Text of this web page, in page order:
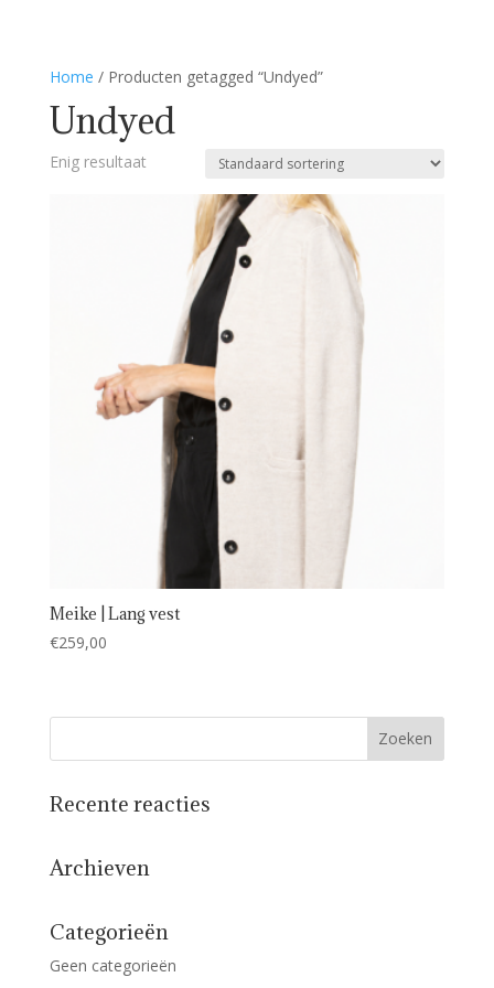
Home / Producten getagged “Undyed”
Undyed
Enig resultaat
Meike | Lang vest
€259,00
Recente reacties
Archieven
Categorieën
Geen categorieën